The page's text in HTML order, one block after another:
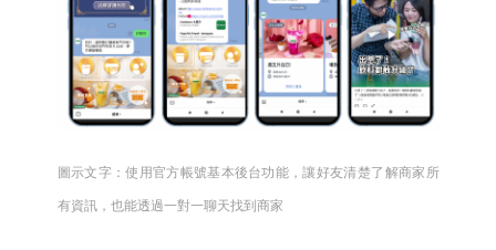
圖示文字：使用官方帳號基本後台功能，讓好友清楚了解商家所
有資訊，也能透過一對一聊天找到商家